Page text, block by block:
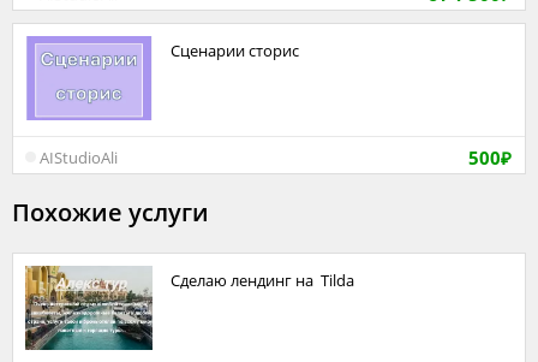
Сценарии сторис
500₽
AIStudioAli
Похожие услуги
Сделаю лендинг на Tilda